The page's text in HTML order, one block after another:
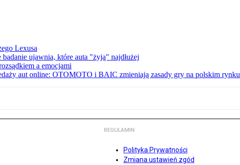
Lexusa
ujawnia, które auta "żyją" najdłużej
a emocjami
aut online: OTOMOTO i BAIC zmieniają zasady gry na polskim rynku
REGULAMIN
Polityka Prywatności
Zmiana ustawień zgód